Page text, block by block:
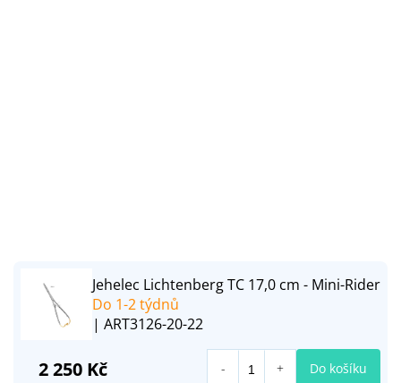
Jehelec Lichtenberg TC 17,0 cm - Mini-Rider
Do 1-2 týdnů
| ART3126-20-22
2 250 Kč Do košíku